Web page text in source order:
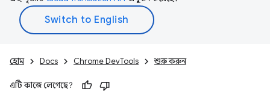
হোম Docs Chrome DevTools শুরু করুন
এটি কাজে লেগেছে?